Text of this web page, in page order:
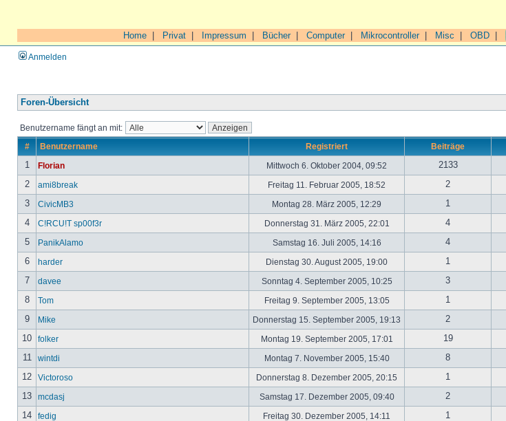
Home Privat Impressum Bücher| Computer| Mikrocontroller| Misc OBD
Anmelden
Foren-Übersicht
Benutzername fängt an mit:
# Benutzername Registriert Beiträge
1 Florian Mittwoch 6. Oktober 2004, 09:52 2133
2
ami8break Freitag 11. Februar 2005, 18:52
2
3
CivicMB3 Montag 28. März 2005, 12:29
1
4
C!RCU!T sp00f3r Donnerstag 31. März 2005, 22:01
4
5
PanikAlamo Samstag 16. Juli 2005, 14:16
4
6
harder Dienstag 30. August 2005, 19:00
1
7
davee Sonntag 4. September 2005, 10:25
3
8
Tom Freitag 9. September 2005, 13:05
1
9
Mike Donnerstag 15. September 2005, 19:13
2
10
folker Montag 19. September 2005, 17:01
19
11
wintdi Montag 7. November 2005, 15:40
8
12
Victoroso Donnerstag 8. Dezember 2005, 20:15
1
13
mcdasj Samstag 17. Dezember 2005, 09:40
2
14
fedig Freitag 30. Dezember 2005, 14:11
1